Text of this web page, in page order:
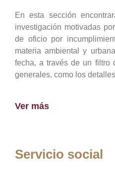
En esta sección
investigación motivadas
de oficio por
materia ambiental y
fecha, a través de un filtro
generales, como los
Ver más
Servicio social